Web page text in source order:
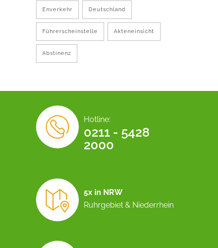
Enverkehr Deutschland
Führerscheinstelle Akteneinsicht
Abstinenz
Hotline:
0211 - 5428
2000
5x in NRW
Ruhrgebiet & Niederrhein